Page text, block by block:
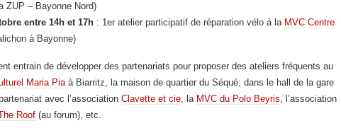
ZUP – Bayonne Nord)
entre 14h et 17h : 1er atelier participatif de réparation vélo à la MVC Centre
à Bayonne)
entrain de développer des partenariats pour proposer des ateliers fréquents au
Maria Piaà Biarritz, la maison de quartier du Séqué, dans le hall de la gare
avec l’association Clavette et cie, la MVC du Polo Beyris, l’association
Roof (au forum), etc.